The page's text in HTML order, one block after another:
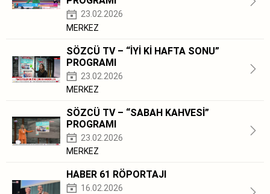
23.02.2026
MERKEZ
SÖZCÜ TV – “İYİ Kİ HAFTA SONU”
PROGRAMI
23.02.2026
MERKEZ
SÖZCÜ TV – “SABAH KAHVESİ”
PROGRAMI
23.02.2026
MERKEZ
HABER 61 RÖPORTAJI
16.02.2026